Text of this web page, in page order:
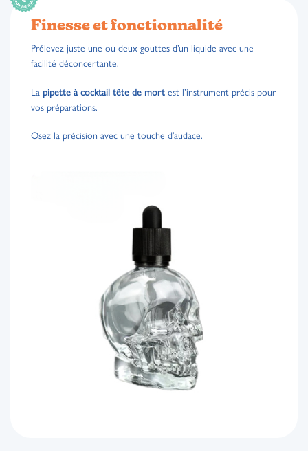
Finesse et fonctionnalité
Prélevez juste une ou deux gouttes d’un liquide avec une
facilité déconcertante.
La pipette à cocktail tête de mort est l’instrument précis pour
vos préparations.
Osez la précision avec une touche d’audace.